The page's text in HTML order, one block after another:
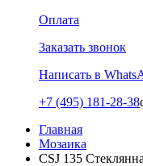
Оплата
Заказать звонок
Написать в
+7 (495) 181-28-38
Главная
Мозаика
CSJ 135